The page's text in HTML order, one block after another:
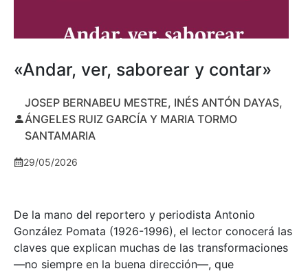
«Andar, ver, saborear y contar»
JOSEP BERNABEU MESTRE, INÉS ANTÓN DAYAS,
ÁNGELES RUIZ GARCÍA Y MARIA TORMO
SANTAMARIA
29/05/2026
De la mano del reportero y periodista Antonio
González Pomata (1926-1996), el lector conocerá las
claves que explican muchas de las transformaciones
—no siempre en la buena dirección—, que